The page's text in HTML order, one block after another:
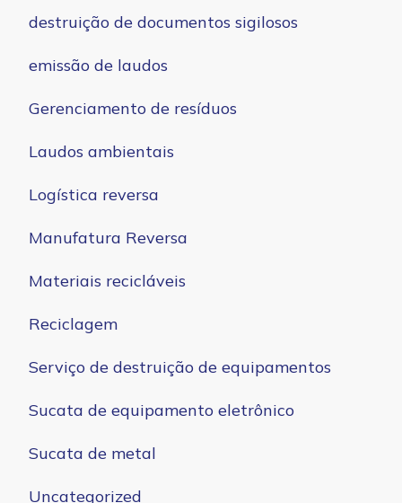
destruição de documentos sigilosos
emissão de laudos
Gerenciamento de resíduos
Laudos ambientais
Logística reversa
Manufatura Reversa
Materiais recicláveis
Reciclagem
Serviço de destruição de equipamentos
Sucata de equipamento eletrônico
Sucata de metal
Uncategorized